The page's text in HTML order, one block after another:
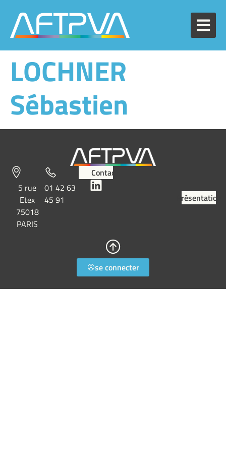
LOCHNER
Sébastien
5 rue
Etex
75018
PARIS
01 42 63
45 91
Contact
Présentation
se connecter